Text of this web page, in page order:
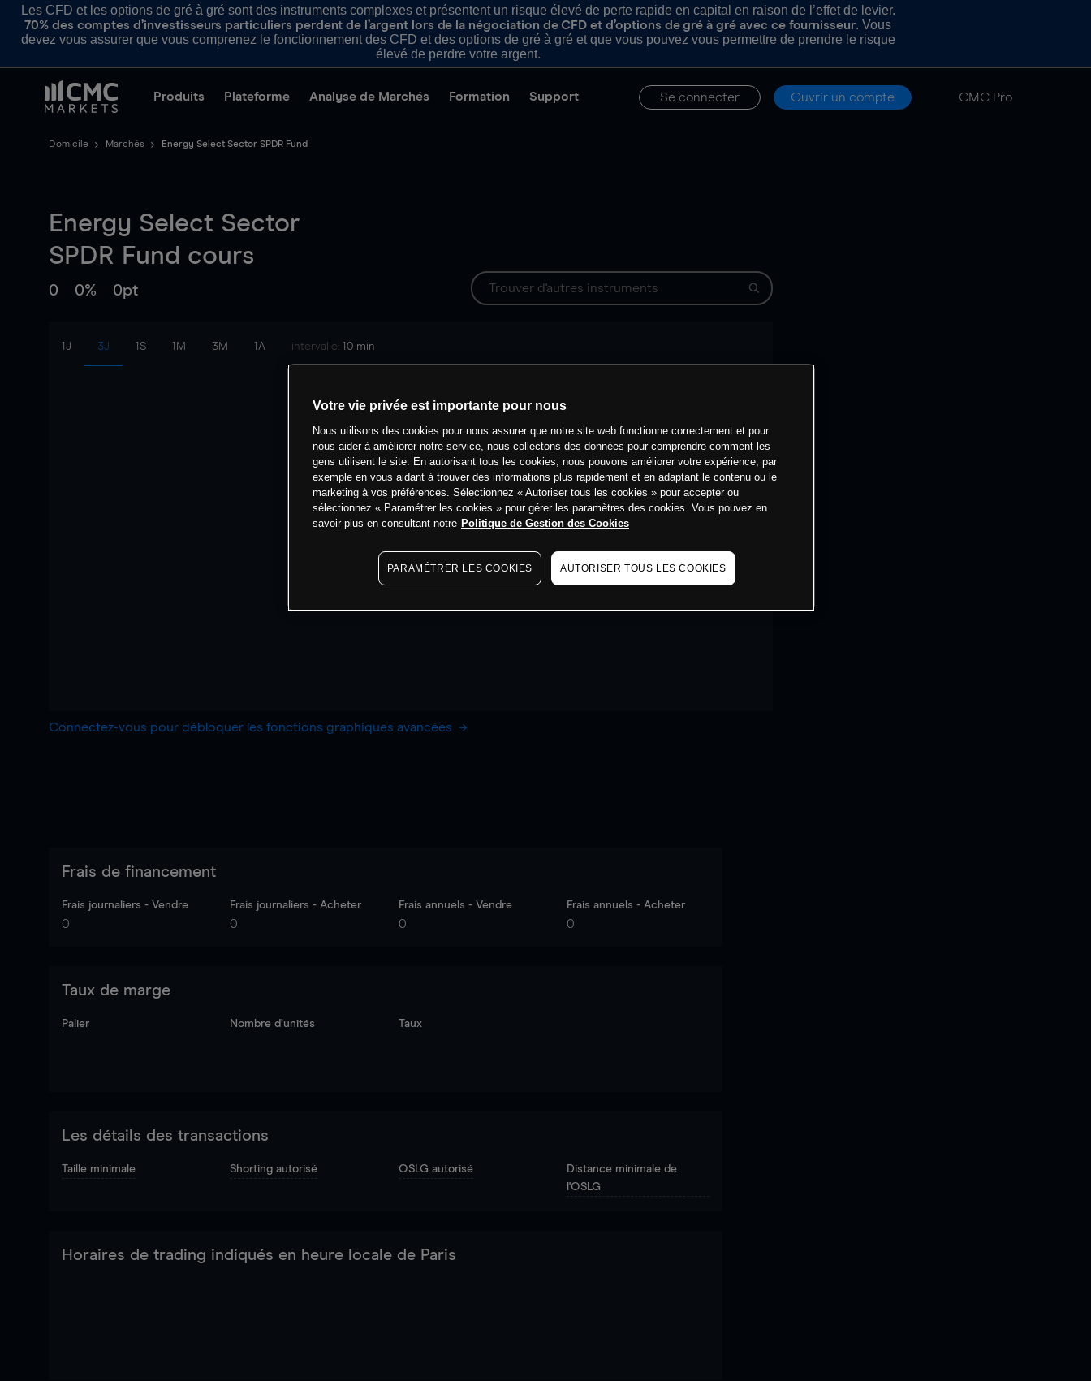
Les CFD et les options de gré à gré sont des instruments complexes et présentent un risque élevé de perte rapide en capital en raison de l’effet de levier.
70% des comptes d’investisseurs particuliers perdent de l’argent lors de la négociation de CFD et d’options de gré à gré avec ce fournisseur. Vous
devez vous assurer que vous comprenez le fonctionnement des CFD et des options de gré à gré et que vous pouvez vous permettre de prendre le risque
élevé de perdre votre argent.
Produits Plateforme Analyse de Marchés Formation Support Se connecter Ouvrir un compte CMC Pro
Domicile Marchés Energy Select Sector SPDR Fund
Energy Select Sector
SPDR Fund cours
0 0% 0pt
1J 3J 1S 1M 3M 1A intervalle: 10 min
Connectez-vous pour débloquer les fonctions graphiques avancées
Frais de financement
Frais journaliers - Vendre
0
Frais journaliers - Acheter
0
Frais annuels - Vendre
0
Frais annuels - Acheter
0
Taux de marge
Palier Nombre d’unités Taux
Les détails des transactions
Taille minimale Shorting autorisé OSLG autorisé
Distance minimale de
l'OSLG
Horaires de trading indiqués en heure locale de Paris
Votre vie privée est importante pour nous
Nous utilisons des cookies pour nous assurer que notre site web fonctionne correctement et pour
nous aider à améliorer notre service, nous collectons des données pour comprendre comment les
gens utilisent le site. En autorisant tous les cookies, nous pouvons améliorer votre expérience, par
exemple en vous aidant à trouver des informations plus rapidement et en adaptant le contenu ou le
marketing à vos préférences. Sélectionnez « Autoriser tous les cookies » pour accepter ou
sélectionnez « Paramétrer les cookies » pour gérer les paramètres des cookies. Vous pouvez en
savoir plus en consultant notre Politique de Gestion des Cookies
PARAMÉTRER LES COOKIES AUTORISER TOUS LES COOKIES